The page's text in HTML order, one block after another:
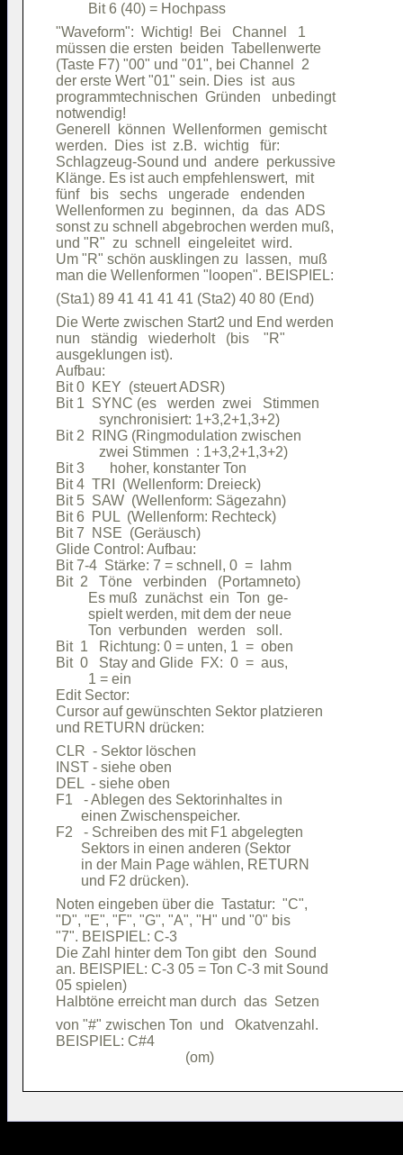
"Waveform":  Wichtig!  Bei   Channel   1
müssen die ersten  beiden  Tabellenwerte
(Taste F7) "00" und "01", bei Channel  2
der erste Wert "01" sein. Dies  ist  aus
programmtechnischen  Gründen   unbedingt
notwendig!
Generell  können  Wellenformen  gemischt
werden.  Dies  ist  z.B.  wichtig   für:
Schlagzeug-Sound und  andere  perkussive
Klänge. Es ist auch empfehlenswert,  mit
fünf   bis   sechs   ungerade   endenden
Wellenformen zu  beginnen,  da  das  ADS
sonst zu schnell abgebrochen werden muß,
und "R"  zu  schnell  eingeleitet  wird.
Um "R" schön ausklingen zu  lassen,  muß
Die Werte zwischen Start2 und End werden
nun   ständig   wiederholt   (bis    "R"
ausgeklungen ist).
Aufbau:
Bit 0  KEY  (steuert ADSR)
Bit 1  SYNC (es   werden  zwei   Stimmen
            synchronisiert: 1+3,2+1,3+2)
Bit 2  RING (Ringmodulation zwischen
            zwei Stimmen  : 1+3,2+1,3+2)
Bit 3       hoher, konstanter Ton
Bit 4  TRI  (Wellenform: Dreieck)
Bit 5  SAW  (Wellenform: Sägezahn)
Bit 6  PUL  (Wellenform: Rechteck)
Bit 7  NSE  (Geräusch)
Glide Control: Aufbau:
Bit 7-4  Stärke: 7 = schnell, 0  =  lahm
Bit  2   Töne   verbinden   (Portamneto)
         Es muß  zunächst  ein  Ton  ge-
         spielt werden, mit dem der neue
         Ton  verbunden   werden   soll.
Bit  1   Richtung: 0 = unten, 1  =  oben
Bit  0   Stay and Glide  FX:  0  =  aus,
         1 = ein
Edit Sector:
Cursor auf gewünschten Sektor platzieren
CLR  - Sektor löschen
INST - siehe oben
DEL  - siehe oben
F1   - Ablegen des Sektorinhaltes in
       einen Zwischenspeicher.
F2   - Schreiben des mit F1 abgelegten
       Sektors in einen anderen (Sektor
       in der Main Page wählen, RETURN
Noten eingeben über die  Tastatur:  "C",
"D", "E", "F", "G", "A", "H" und "0" bis
"7". BEISPIEL: C-3
Die Zahl hinter dem Ton gibt  den  Sound
an. BEISPIEL: C-3 05 = Ton C-3 mit Sound
05 spielen)
von "#" zwischen Ton  und   Okatvenzahl.
BEISPIEL: C#4